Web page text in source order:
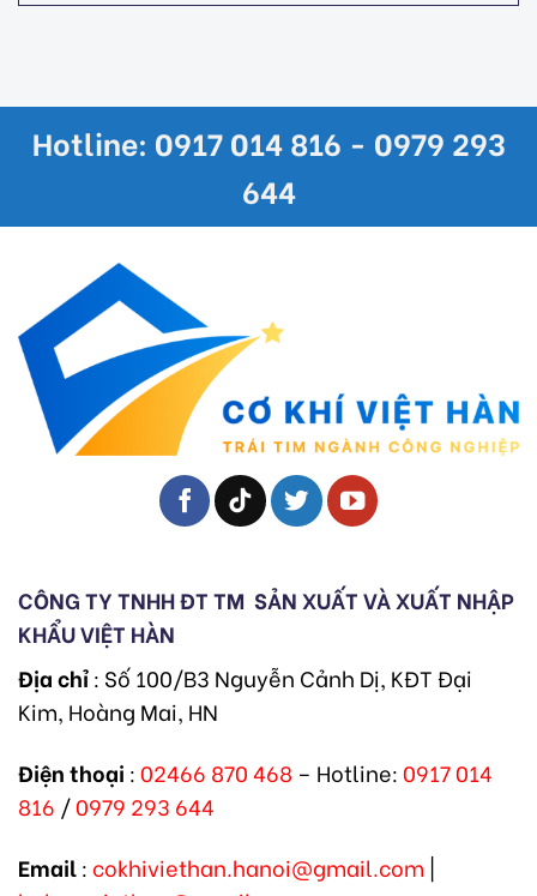
Hotline: 0917 014 816 - 0979 293
644
CÔNG TY TNHH ĐT TM SẢN XUẤT VÀ XUẤT NHẬP
KHẨU VIỆT HÀN
Địa chỉ: Số 100/B3 Nguyễn Cảnh Dị, KĐT Đại
Kim, Hoàng Mai, HN
Điện thoại : 02466 870 468 – Hotline: 0917 014
816 /0979 293 644
Email: cokhiviethan.hanoi@gmail.com |